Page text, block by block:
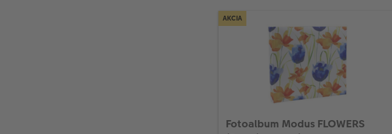
AKCIA
Fotoalbum Modus FLOWERS